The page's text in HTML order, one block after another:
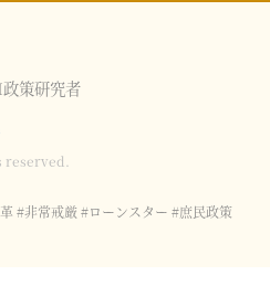
策研究者
#非常戒厳 #ローンスター #庶民政策